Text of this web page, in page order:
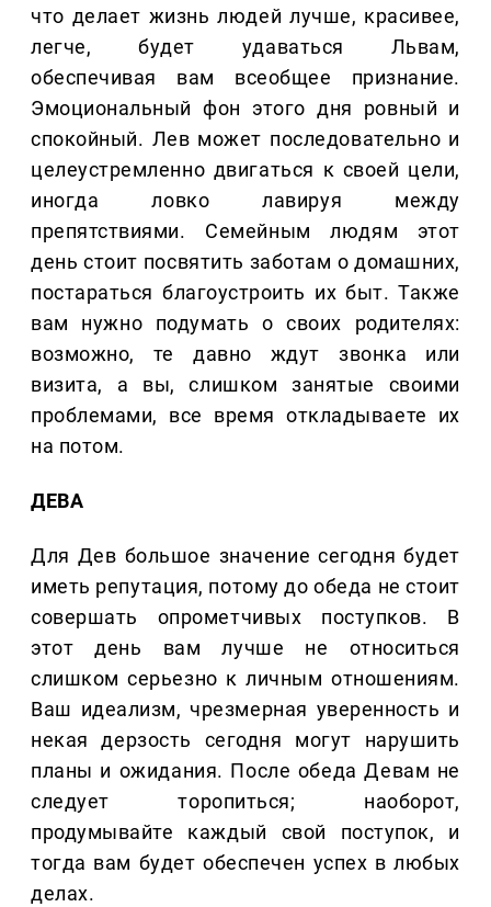
что делает жизнь людей лучше, красивее,
легче, будет удаваться Львам,
обеспечивая вам всеобщее признание.
Эмоциональный фон этого дня ровный и
спокойный. Лев может последовательно и
целеустремленно двигаться к своей цели,
иногда ловко лавируя между
препятствиями. Семейным людям этот
день стоит посвятить заботам о домашних,
постараться благоустроить их быт. Также
вам нужно подумать о своих родителях:
возможно, те давно ждут звонка или
визита, а вы, слишком занятые своими
проблемами, все время откладываете их
на потом.
ДЕВА
Для Дев большое значение сегодня будет
иметь репутация, потому до обеда не стоит
совершать опрометчивых поступков. В
этот день вам лучше не относиться
слишком серьезно к личным отношениям.
Ваш идеализм, чрезмерная уверенность и
некая дерзость сегодня могут нарушить
планы и ожидания. После обеда Девам не
следует торопиться; наоборот,
продумывайте каждый свой поступок, и
тогда вам будет обеспечен успех в любых
делах.